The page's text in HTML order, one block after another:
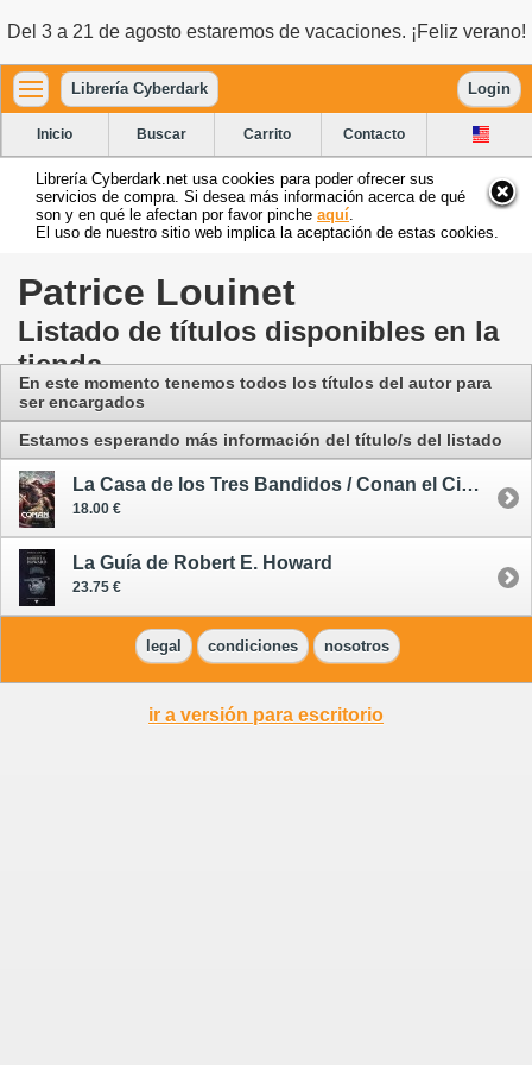
Del 3 a 21 de agosto estaremos de vacaciones. ¡Feliz verano!
Librería Cyberdark Login
Inicio Buscar Carrito Contacto
Librería Cyberdark.net usa cookies para poder ofrecer sus
servicios de compra. Si desea más información acerca de qué
son y en qué le afectan por favor pinche aquí
El uso de nuestro sitio web implica la aceptación de estas cookies.
Patrice Louinet
Listado de títulos disponibles en la
tienda
En este momento tenemos todos los títulos del autor para
ser encargados
Estamos esperando más información del título/s del listado
La Casa de los Tres Bandidos / Conan el Cimmerio 10 - cómic
18.00 €
La Guía de Robert E. Howard
23.75 €
legal condiciones nosotros
ir a versión para escritorio